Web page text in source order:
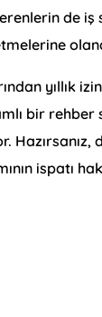
de
yıllık
bir rehber
Hazırsanız,
ispatı